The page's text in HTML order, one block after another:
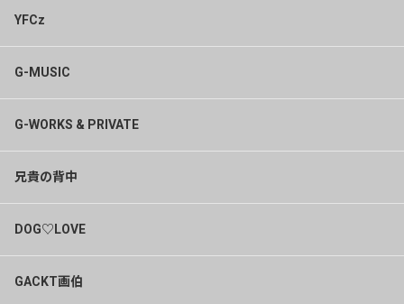
YFCz
G-MUSIC
G-WORKS & PRIVATE
兄貴の背中
DOG♡LOVE
GACKT画伯